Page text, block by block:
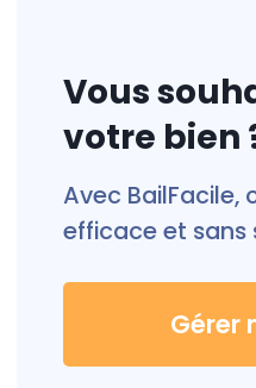
Vous
votre bien
Avec BailFacile,
efficace et sans
Gérer